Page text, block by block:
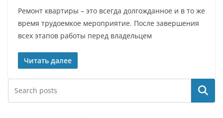
Ремонт квартиры – это всегда долгожданное и в то же
время трудоемкое мероприятие. После завершения
всех этапов работы перед владельцем
Читать далее
Поиск